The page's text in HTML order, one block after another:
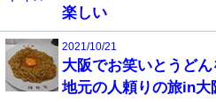
楽しい
2021/10/21
大阪でお笑いとうど
地元の人頼りの旅in大